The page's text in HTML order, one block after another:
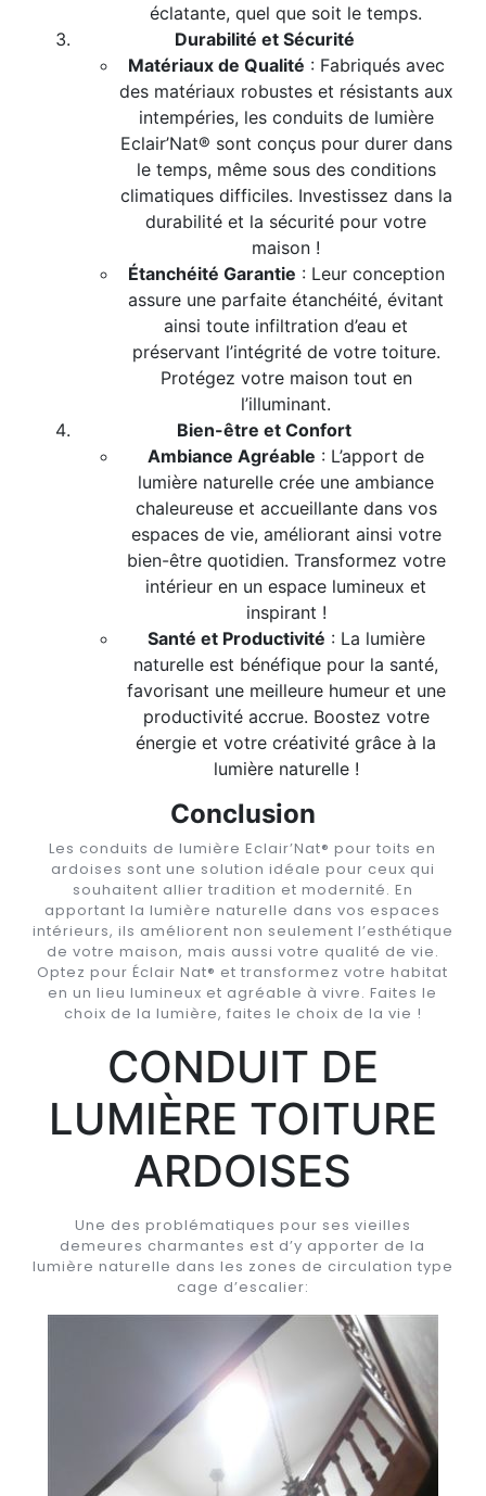
éclatante, quel que soit le temps.
Durabilité et Sécurité
Matériaux de Qualité : Fabriqués avec
des matériaux robustes et résistants aux
intempéries, les conduits de lumière
Eclair’Nat® sont conçus pour durer dans
le temps, même sous des conditions
climatiques difficiles. Investissez dans la
durabilité et la sécurité pour votre
maison !
Étanchéité Garantie : Leur conception
assure une parfaite étanchéité, évitant
ainsi toute infiltration d’eau et
préservant l’intégrité de votre toiture.
Protégez votre maison tout en
l’illuminant.
Bien-être et Confort
Ambiance Agréable : L’apport de
lumière naturelle crée une ambiance
chaleureuse et accueillante dans vos
espaces de vie, améliorant ainsi votre
bien-être quotidien. Transformez votre
intérieur en un espace lumineux et
inspirant !
Santé et Productivité : La lumière
naturelle est bénéfique pour la santé,
favorisant une meilleure humeur et une
productivité accrue. Boostez votre
énergie et votre créativité grâce à la
lumière naturelle !
Conclusion
Les conduits de lumière Eclair’Nat® pour toits en
ardoises sont une solution idéale pour ceux qui
souhaitent allier tradition et modernité. En
apportant la lumière naturelle dans vos espaces
intérieurs, ils améliorent non seulement l’esthétique
de votre maison, mais aussi votre qualité de vie.
Optez pour Éclair Nat® et transformez votre habitat
en un lieu lumineux et agréable à vivre. Faites le
choix de la lumière, faites le choix de la vie !
CONDUIT DE
LUMIÈRE TOITURE
ARDOISES
Une des problématiques pour ses vieilles
demeures charmantes est d’y apporter de la
lumière naturelle dans les zones de circulation type
cage d’escalier: